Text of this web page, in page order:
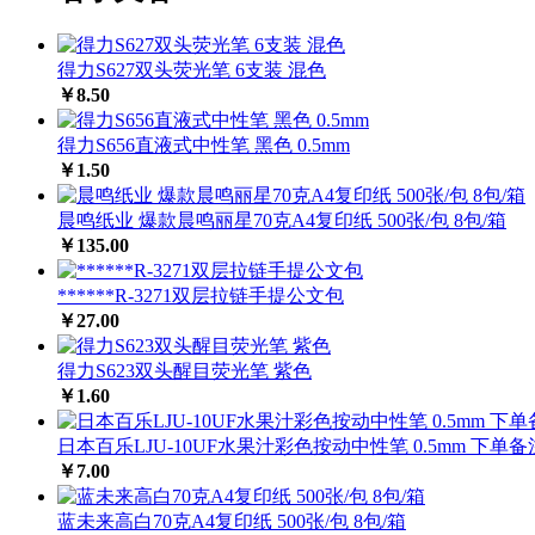
得力S627双头荧光笔 6支装 混色
￥8.50
得力S656直液式中性笔 黑色 0.5mm
￥1.50
晨鸣纸业 爆款晨鸣丽星70克A4复印纸 500张/包 8包/箱
￥135.00
******R-3271双层拉链手提公文包
￥27.00
得力S623双头醒目荧光笔 紫色
￥1.60
日本百乐LJU-10UF水果汁彩色按动中性笔 0.5mm 下单备
￥7.00
蓝未来高白70克A4复印纸 500张/包 8包/箱